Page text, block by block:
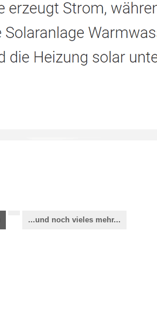
...und noch vieles mehr...